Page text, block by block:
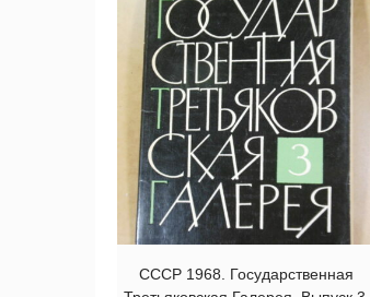
СССР 1968. Государственная